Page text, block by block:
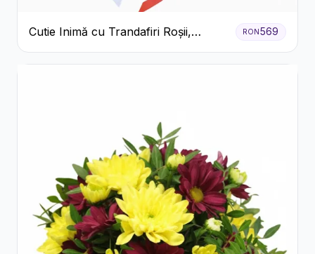
Cutie Inimă cu Trandafiri Roșii,
Crizanteme Albe și Bomboane
Raffaello
RON569